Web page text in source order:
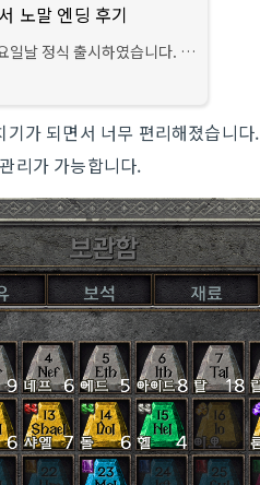
노말 엔딩 후기
일날 정식 출시하였습니다. 기
요. 액트 2까지는 거의 같은
- [Life/Game] - 디아블로
가 되면서 너무 편리해졌습니다.
리가 가능합니다.